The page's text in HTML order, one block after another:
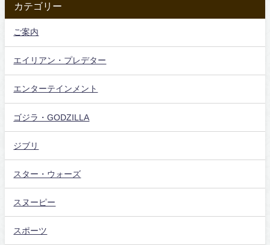
カテゴリー
ご案内
エイリアン・プレデター
エンターテインメント
ゴジラ・GODZILLA
ジブリ
スター・ウォーズ
スヌーピー
スポーツ